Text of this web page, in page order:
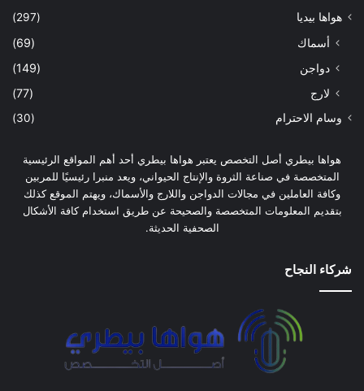
هواها بيديا
(297)
أسماك
(69)
دواجن
(149)
لارج
(77)
وسام الاحترام (30)
هواها بيطري أصل التخصص يعتبر هواها بيطري أحد أهم المواقع الرئيسية
المتخصصة في صناعة الثروة والإنتاج الحيواني، ويعد منبرا رئيسيًا للمربين
وكافة العاملين في مجالات الدواجن واللارج والأسماك، ويهتم الموقع كذلك
بتقديم المعلومات المتخصصة والصحيحة عن طريق استخدام كافة الأشكال
الصحفية الحديثة.
شركاء النجاح